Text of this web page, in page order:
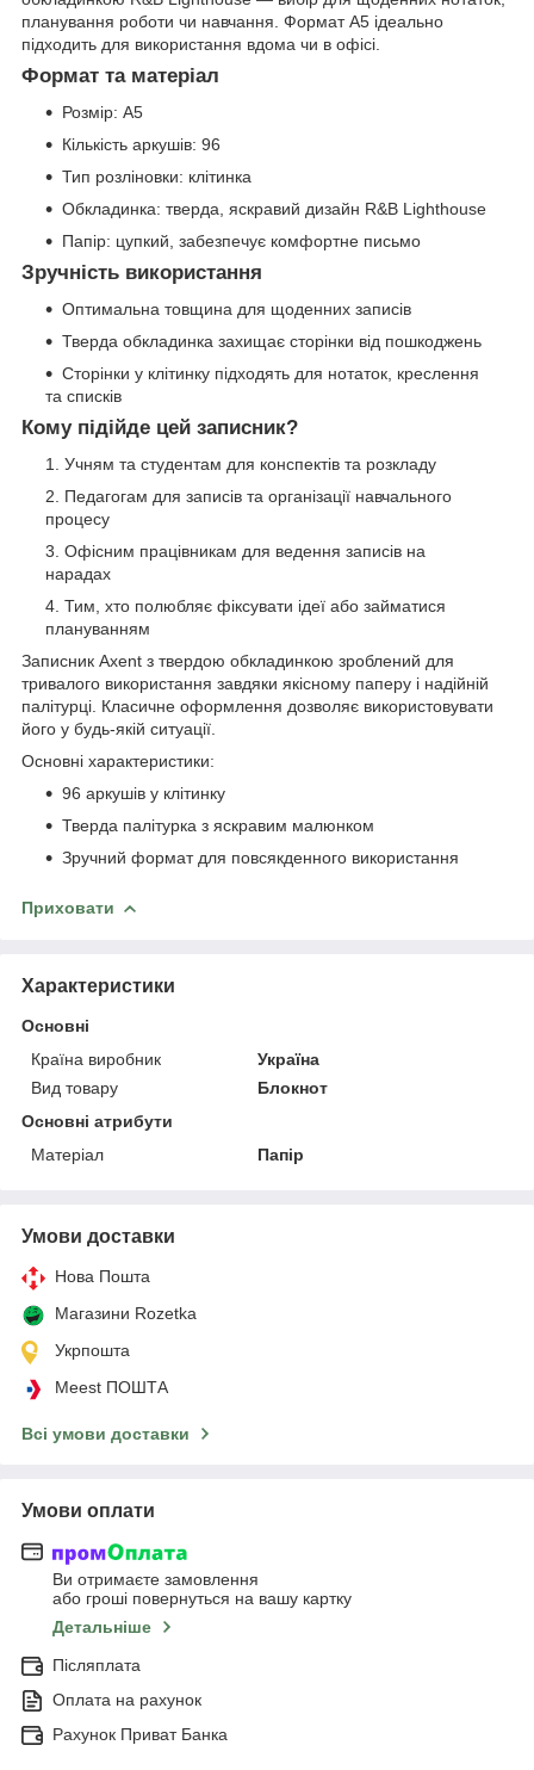
планування роботи чи навчання. Формат А5 ідеально
підходить для використання вдома чи в офісі.
Формат та матеріал
Розмір: А5
Кількість аркушів: 96
Тип розліновки: клітинка
Обкладинка: тверда, яскравий дизайн R&B Lighthouse
Папір: цупкий, забезпечує комфортне письмо
Зручність використання
Оптимальна товщина для щоденних записів
Тверда обкладинка захищає сторінки від пошкоджень
Сторінки у клітинку підходять для нотаток, креслення
та списків
Кому підійде цей записник?
Учням та студентам для конспектів та розкладу
Педагогам для записів та організації навчального
процесу
Офісним працівникам для ведення записів на
нарадах
Тим, хто полюбляє фіксувати ідеї або займатися
плануванням
Записник Axent з твердою обкладинкою зроблений для
тривалого використання завдяки якісному паперу і надійній
палітурці. Класичне оформлення дозволяє використовувати
його у будь-якій ситуації.
Основні характеристики:
96 аркушів у клітинку
Тверда палітурка з яскравим малюнком
Зручний формат для повсякденного використання
Приховати
Характеристики
Основні
Країна виробник
Україна
Вид товару
Блокнот
Основні атрибути
Матеріал
Папір
Умови доставки
Нова Пошта
Магазини Rozetka
Укрпошта
Meest ПОШТА
Всі умови доставки
Умови оплати
Ви отримаєте замовлення
або гроші повернуться на вашу картку
Детальніше
Післяплата
Оплата на рахунок
Рахунок Приват Банка